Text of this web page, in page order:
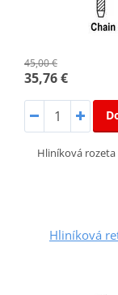
45,00 €
35,76 €
Hliníková rozeta
Hliníková